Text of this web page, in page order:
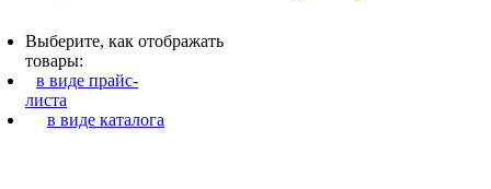
Выберите, как отображать
товары:
в виде прайс-
листа
в виде каталога